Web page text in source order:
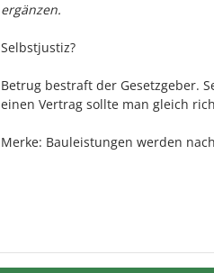
ergänzen.
Selbstjustiz?
Betrug bestraft der Gesetzgeber.
einen Vertrag sollte man gleich
Merke: Bauleistungen werden